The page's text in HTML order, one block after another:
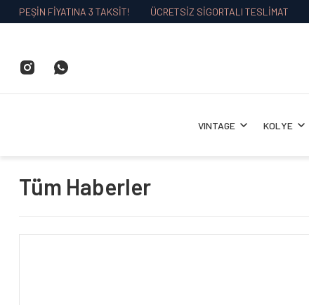
PEŞİN FİYATINA 3 TAKSİT! ÜCRETSİZ SİGORTALI TESLİMAT
VINTAGE KOLYE
Tüm Haberler